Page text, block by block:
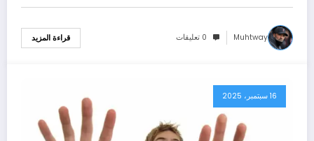
Muhtway 0 تعليقات قراءة المزيد
16 سبتمبر، 2025